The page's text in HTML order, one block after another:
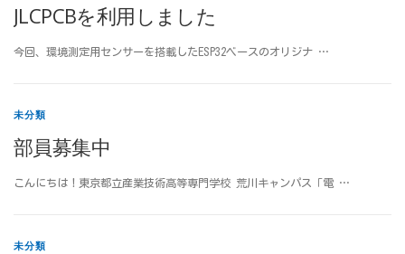
JLCPCBを利用しました
今回、環境測定用センサーを搭載したESP32ベースのオリジナ …
未分類
部員募集中
こんにちは！東京都立産業技術高等専門学校 荒川キャンパス「電 …
未分類